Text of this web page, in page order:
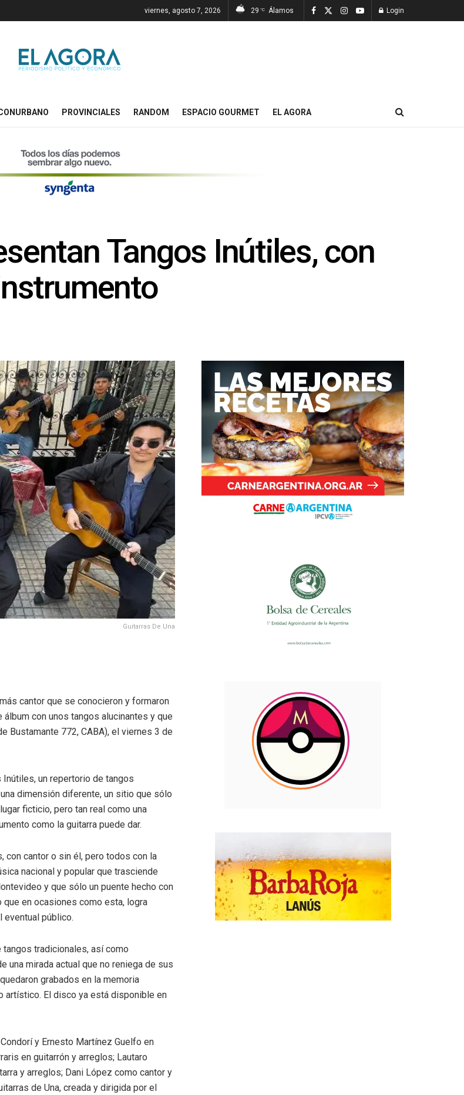
viernes, agosto 7, 2026 29 °C Álamos Login
PROVINCIALES RANDOM ESPACIO GOURMET EL AGORA
Tangos Inútiles, con
Guitarras De Una
cantor que se conocieron y formaron
con unos tangos alucinantes y que
Bustamante 772, CABA), el viernes 3 de
Inútiles, un repertorio de tangos
dimensión diferente, un sitio que sólo
ficticio, pero tan real como una
como la guitarra puede dar.
con cantor o sin él, pero todos con la
nacional y popular que trasciende
y que sólo un puente hecho con
que en ocasiones como esta, logra
eventual público.
tradicionales, así como
mirada actual que no reniega de sus
grabados en la memoria
artístico. El disco ya está disponible en
y Ernesto Martínez Guelfo en
en guitarrón y arreglos; Lautaro
y arreglos; Dani López como cantor y
de Una, creada y dirigida por el